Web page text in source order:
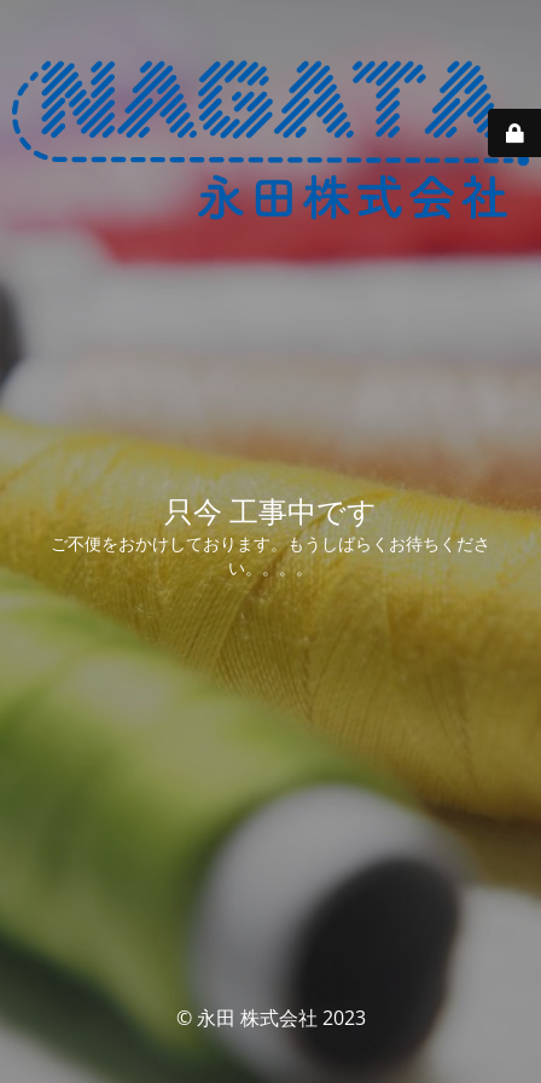
只今 工事中です
ご不便をおかけしております。もうしばらくお待ちくださ
い。。。。
© 永田 株式会社 2023